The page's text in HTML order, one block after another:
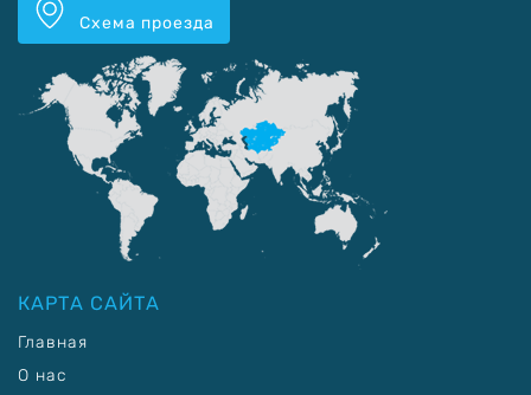
Схема проезда
КАРТА САЙТА
Главная
О нас